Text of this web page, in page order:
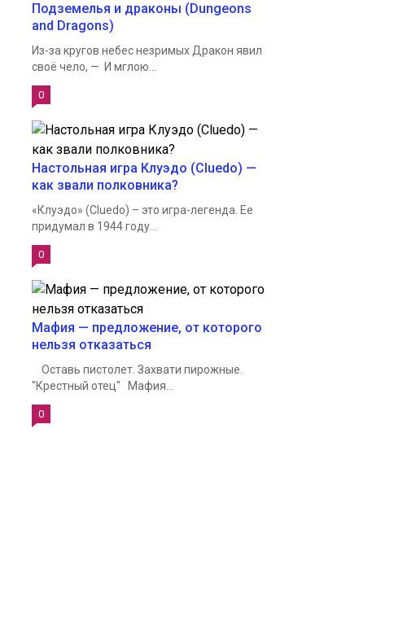
Подземелья и драконы (Dungeons
and Dragons)
Из-за кругов небес незримых Дракон явил
своё чело, — И мглою...
0
Настольная игра Клуэдо (Cluedo) —
как звали полковника?
«Клуэдо» (Сluedo) – это игра-легенда. Ее
придумал в 1944 году...
0
Мафия — предложение, от которого
нельзя отказаться
Оставь пистолет. Захвати пирожные.
"Крестный отец" Мафия...
0